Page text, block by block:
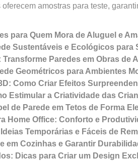
amostras para teste,
para Quem Mora de Aluguel e
Sustentáveis e Ecológicos para
Paredes em Obras de
Geométricos para Ambientes
Como Criar Efeitos
Estimular a Criatividade das
de Parede em Tetos de Forma
Home Office: Conforto e
Temporárias e Fáceis de
em Cozinhas e Garantir
Dicas para Criar um Design